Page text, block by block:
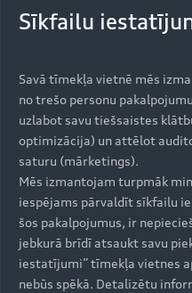
informācijas izklaides
savukārt nodrošina
Neraksturīgi Gran
GT konceptauto
nodalījumus. Ar
pilnībā izmantotas
priekšrocības –
ietilpīgs bagāžas
pārsega ir vēl papildu
Elpu aizraujošs spēks
Sīkfailu
Savā tīmekļa vietnē mēs
no trešo personu
uzlabot savu tiešsaistes
optimizācija) un attēlot
saturu (mārketings).
Mēs izmantojam turpmāk
iespējams pārvaldīt sīkfailu
šos pakalpojumus, ir
jebkurā brīdī atsaukt savu
iestatījumi” tīmekļa vietnes
nebūs spēkā. Detalizētu